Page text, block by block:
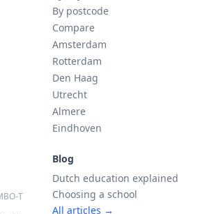
By postcode
Compare
Amsterdam
Rotterdam
Den Haag
Utrecht
Almere
Eindhoven
T
Blog
Dutch education explained
Choosing a school
All articles →